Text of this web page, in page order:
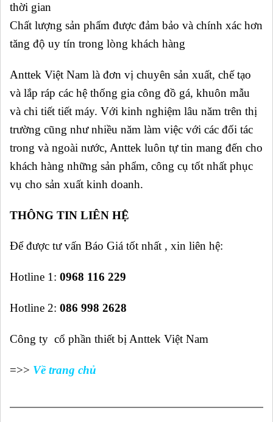
thời gian
Chất lượng sản phẩm được đảm bảo và chính xác hơn
tăng độ uy tín trong lòng khách hàng
Anttek Việt Nam là đơn vị chuyên sản xuất, chế tạo
và lắp ráp các hệ thống gia công đồ gá, khuôn mẫu
và chi tiết tiết máy. Với kinh nghiệm lâu năm trên thị
trường cũng như nhiều năm làm việc với các đối tác
trong và ngoài nước, Anttek luôn tự tin mang đến cho
khách hàng những sản phẩm, công cụ tốt nhất phục
vụ cho sản xuất kinh doanh.
THÔNG TIN LIÊN HỆ
Để được tư vấn Báo Giá tốt nhất , xin liên hệ:
Hotline 1: 0968 116 229
Hotline 2: 086 998 2628
Công ty cổ phần thiết bị Anttek Việt Nam
=>> Về trang chủ